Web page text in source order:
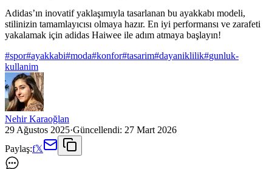
Adidas’ın inovatif yaklaşımıyla tasarlanan bu ayakkabı modeli,
stilinizin tamamlayıcısı olmaya hazır. En iyi performansı ve zarafeti
yakalamak için adidas Haiwee ile adım atmaya başlayın!
#spor#ayakkabi#moda#konfor#tasarim#dayaniklilik#gunluk-
kullanim
Nehir Karaoğlan
29 Ağustos 2025·Güncellendi: 27 Mart 2026
Paylaş:f𝕏